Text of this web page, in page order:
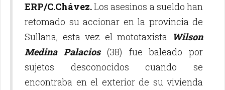
ERP/C.Chávez.Los asesinos a sueldo han
retomado su accionar en la provincia de
Sullana, esta vez el mototaxista Wilson
Medina Palacios(38) fue baleado por
sujetos desconocidos cuando se
encontraba en el exterior de su vivienda